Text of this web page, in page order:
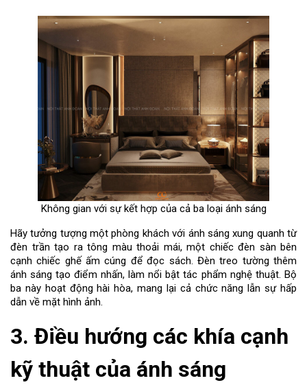
Không gian với sự kết hợp của cả ba loại ánh sáng
Hãy tưởng tượng một phòng khách với ánh sáng xung quanh từ
đèn trần tạo ra tông màu thoải mái, một chiếc đèn sàn bên
cạnh chiếc ghế ấm cúng để đọc sách. Đèn treo tường thêm
ánh sáng tạo điểm nhấn, làm nổi bật tác phẩm nghệ thuật. Bộ
ba này hoạt động hài hòa, mang lại cả chức năng lẫn sự hấp
dẫn về mặt hình ảnh.
3. Điều hướng các khía cạnh
kỹ thuật của ánh sáng